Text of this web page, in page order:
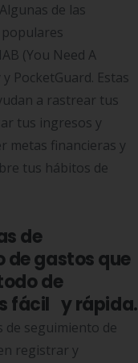
de las
(You Need A
PocketGuard. Estas
a rastrear tus
tus ingresos y
metas financieras y
tus hábitos de
de
de gastos que
de
fácil y rápida.
de seguimiento de
registrar y